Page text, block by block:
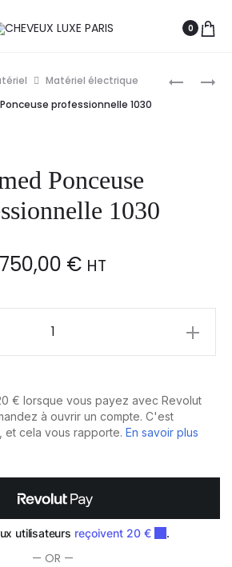
0
BABYLISS
Matériel électrique
professionnelle 1030
Ponceuse
1030
750,00 € HT
— OR —